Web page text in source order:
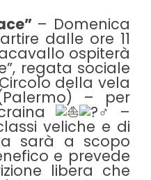
– Domenica
dalle ore 11
ospiterà
regata sociale
della vela
– per
–
veliche e di
sarà a scopo
e prevede
libera che